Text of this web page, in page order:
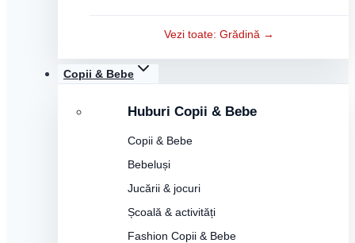
Vezi toate: Grădină →
Copii & Bebe
Huburi Copii & Bebe
Copii & Bebe
Bebeluși
Jucării & jocuri
Școală & activități
Fashion Copii & Bebe